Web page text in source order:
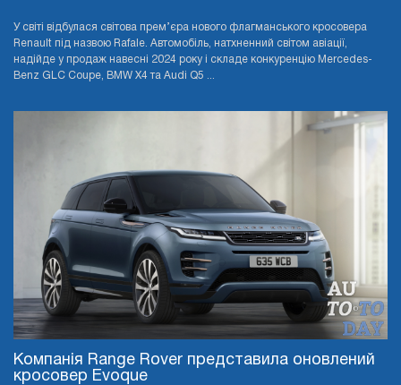
У світі відбулася світова прем’єра нового флагманського кросовера
Renault під назвою Rafale. Автомобіль, натхненний світом авіації,
надійде у продаж навесні 2024 року і складе конкуренцію Mercedes-
Benz GLC Coupe, BMW X4 та Audi Q5 ...
Компанія Range Rover представила оновлений
кросовер Evoque